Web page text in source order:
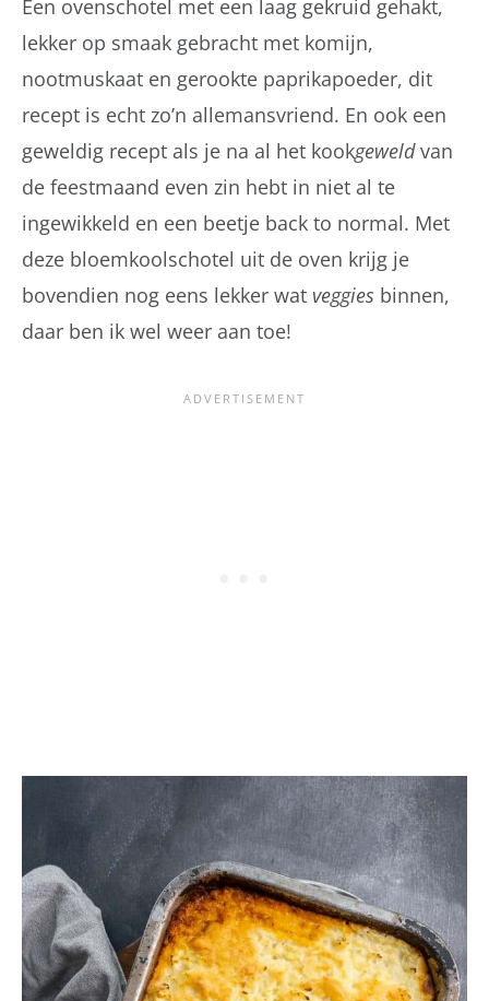
Een ovenschotel met een laag gekruid gehakt,
lekker op smaak gebracht met komijn,
nootmuskaat en gerookte paprikapoeder, dit
recept is echt zo’n allemansvriend. En ook een
geweldig recept als je na al het kookgeweldvan
de feestmaand even zin hebt in niet al te
ingewikkeld en een beetje back to normal. Met
deze bloemkoolschotel uit de oven krijg je
bovendien nog eens lekker wat veggies binnen,
daar ben ik wel weer aan toe!